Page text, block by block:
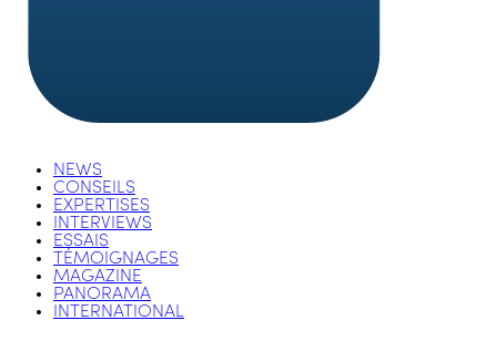
NEWS
CONSEILS
EXPERTISES
INTERVIEWS
ESSAIS
TÉMOIGNAGES
MAGAZINE
PANORAMA
INTERNATIONAL